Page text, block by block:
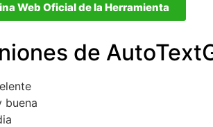
Web Oficial de la Herramienta
de
buena